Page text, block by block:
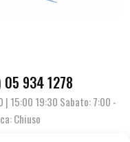
934 1278
| 15:00 19:30 Sabato: 7:00 -
Chiuso